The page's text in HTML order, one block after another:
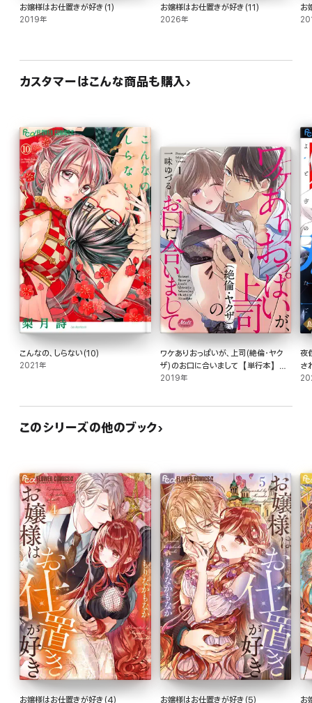
お嬢様はお仕置きが好き(1)
2019年
お嬢様はお仕置きが好き(11)
2026年
お
カスタマーはこんな商品も購入
こんなの、しらない(10)
2021年
ワケありおっぱいが、上司(絶倫・ヤク
ザ)のお口に合いまして【単行本】
【電子限定特典付】(1)
2019年
夜
さ
このシリーズの他のブック
お嬢様はお仕置きが好き(4) お嬢様はお仕置きが好き(5) お